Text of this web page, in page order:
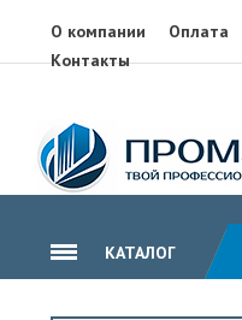
О компании Оплата
Контакты
КАТАЛОГ